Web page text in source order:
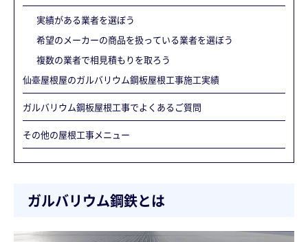
実績がある業者を選ぼう
希望のメーカーの商品を扱っている業者を選ぼう
複数の業者で相見積もりを取ろう
仙臺屋根屋のガルバリウム鋼板屋根工事施工実績
ガルバリウム鋼板屋根工事でよくあるご質問
その他の屋根工事メニュー
ガルバリウム鋼鉄とは